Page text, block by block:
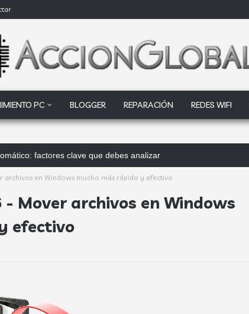
PC BLOGGER REPARACIÓN REDES WIFI
factores clave que debes analizar
archivos en Windows mucho más rápido y efectivo
Mover archivos en Windows
efectivo